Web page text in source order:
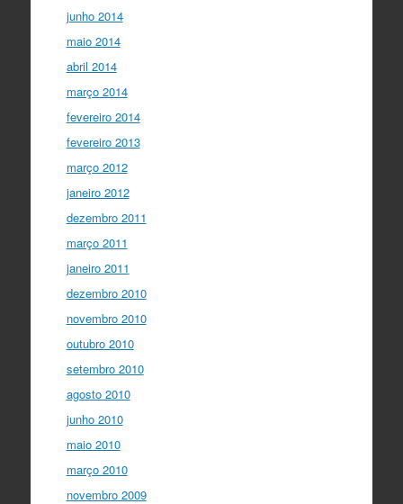
junho 2014
maio 2014
abril 2014
março 2014
fevereiro 2014
fevereiro 2013
março 2012
janeiro 2012
dezembro 2011
março 2011
janeiro 2011
dezembro 2010
novembro 2010
outubro 2010
setembro 2010
agosto 2010
junho 2010
maio 2010
março 2010
novembro 2009